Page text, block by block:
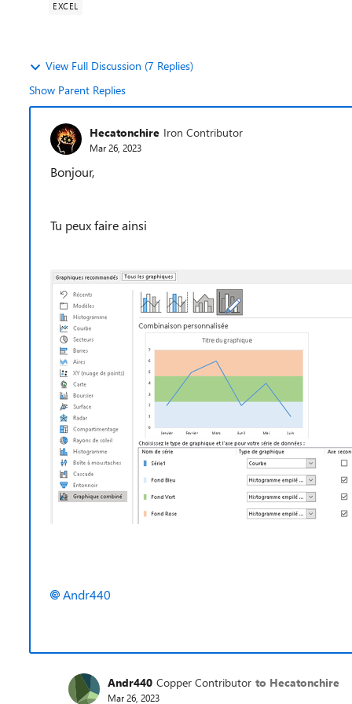
EXCEL
View Full Discussion (7 Replies)
Show Parent Replies
Hecatonchire Iron Contributor
Mar 26, 2023
Bonjour,
Tu peux faire ainsi
Andr440
Andr440 Copper Contributor to Hecatonchire
Mar 26, 2023